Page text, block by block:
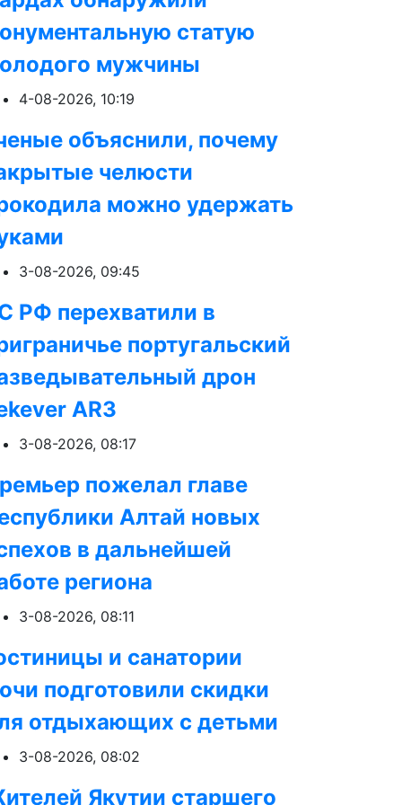
статую
мужчины
4-08-2026, 10:19
объяснили, почему
челюсти
можно удержать
3-08-2026, 09:45
РФ перехватили в
португальский
дрон
AR3
3-08-2026, 08:17
пожелал главе
Алтай новых
в дальнейшей
региона
3-08-2026, 08:11
и санатории
подготовили скидки
отдыхающих с детьми
3-08-2026, 08:02
Якутии старшего